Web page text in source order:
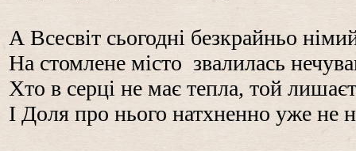
А Всесвіт сьогодні безкрайньо
На стомлене місто звалилась
Хто в серці не має тепла, той
І Доля про нього натхненно уже